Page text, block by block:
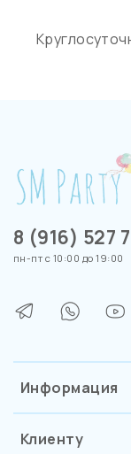
Информация
Клиенту
8 (916) 527
пн-пт с 10:00 до 19:00